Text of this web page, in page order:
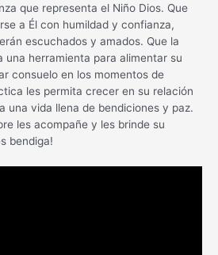
que representa el Niño Dios. Que
a Él con humildad y confianza,
escuchados y amados. Que la
una herramienta para alimentar su
consuelo en los momentos de
les permita crecer en su relación
una vida llena de bendiciones y paz.
les acompañe y les brinde su
bendiga!